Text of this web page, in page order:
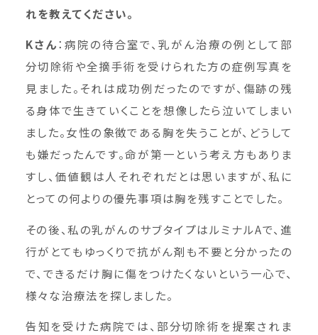
れを教えてください。
Kさん：病院の待合室で、乳がん治療の例として部
分切除術や全摘手術を受けられた方の症例写真を
見ました。それは成功例だったのですが、傷跡の残
る身体で生きていくことを想像したら泣いてしまい
ました。女性の象徴である胸を失うことが、どうして
も嫌だったんです。命が第一という考え方もありま
すし、価値観は人それぞれだとは思いますが、私に
とっての何よりの優先事項は胸を残すことでした。
その後、私の乳がんのサブタイプはルミナルAで、進
行がとてもゆっくりで抗がん剤も不要と分かったの
で、できるだけ胸に傷をつけたくないという一心で、
様々な治療法を探しました。
告知を受けた病院では、部分切除術を提案されま